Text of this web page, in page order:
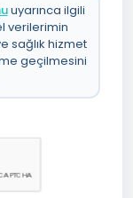
uyarınca ilgili
verilerimin
sağlık hizmet
geçilmesini